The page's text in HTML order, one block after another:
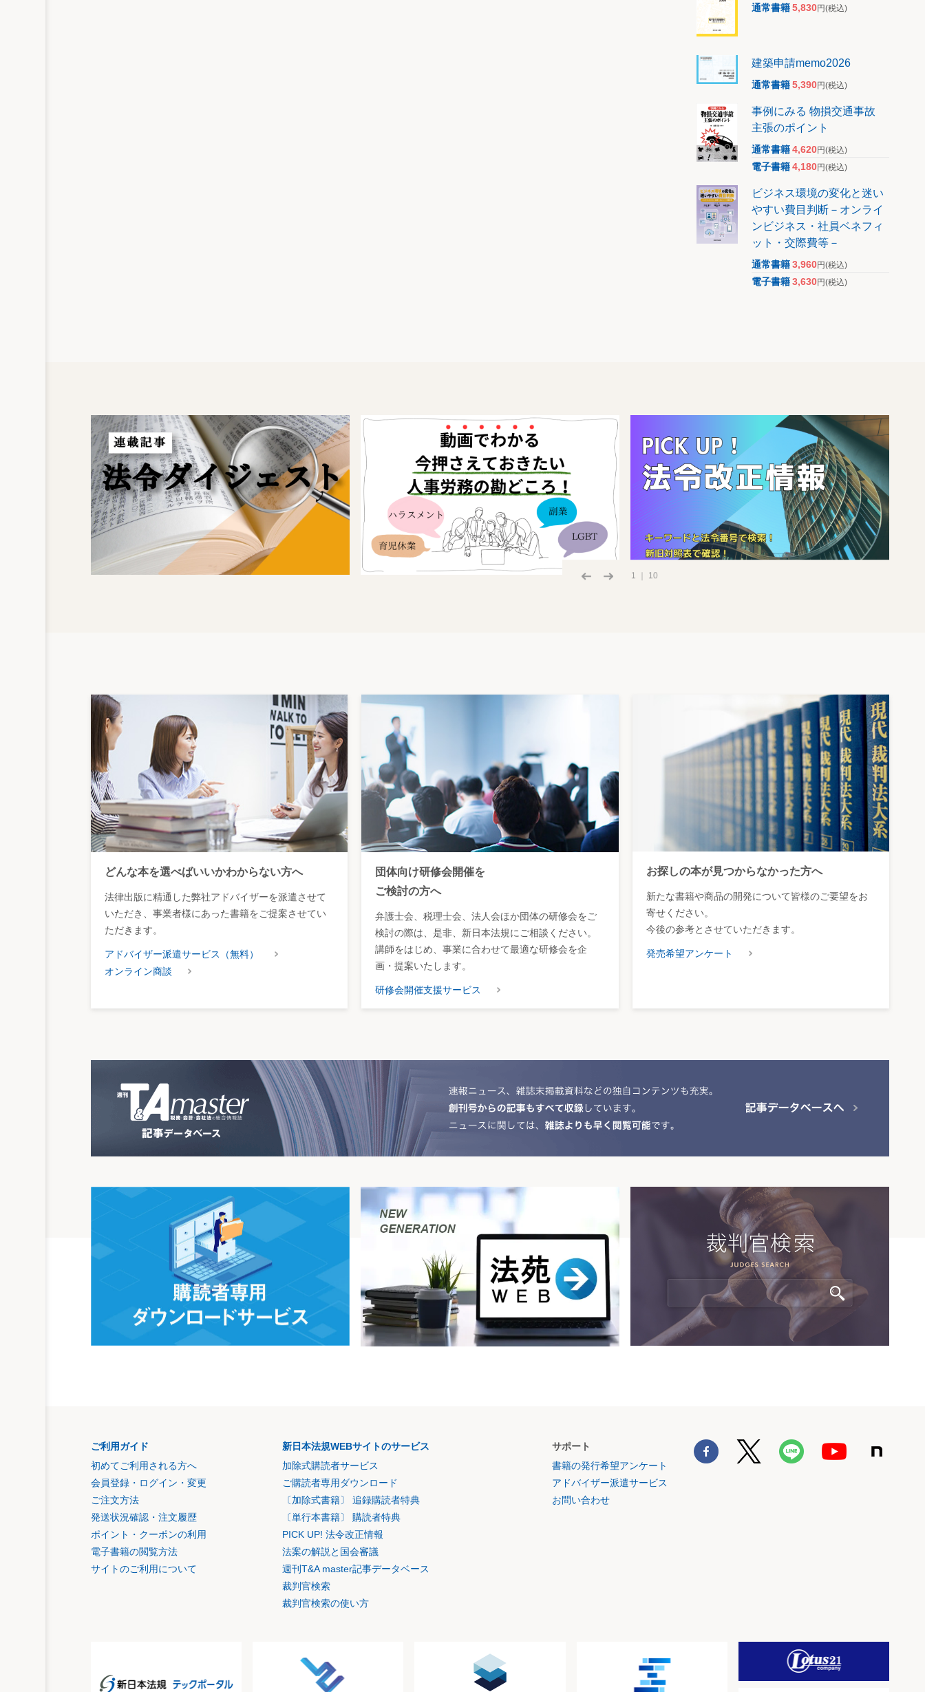
通常書籍5,830円(税込)
建築申請memo2026
通常書籍5,390円(税込)
事例にみる 物損交通事故
主張のポイント
通常書籍4,620円(税込)
電子書籍4,180円(税込)
ビジネス環境の変化と迷い
やすい費目判断－オンライ
ンビジネス・社員ベネフィ
ット・交際費等－
通常書籍3,960円(税込)
電子書籍3,630円(税込)
1 ｜ 10
どんな本を選べばいいかわからない方へ
法律出版に精通した弊社アドバイザーを派遣させて
いただき、事業者様にあった書籍をご提案させてい
ただきます。
アドバイザー派遣サービス（無料）
オンライン商談
団体向け研修会開催を
ご検討の方へ
弁護士会、税理士会、法人会ほか団体の研修会をご
検討の際は、是非、新日本法規にご相談ください。
講師をはじめ、事業に合わせて最適な研修会を企
画・提案いたします。
研修会開催支援サービス
お探しの本が見つからなかった方へ
新たな書籍や商品の開発について皆様のご要望をお
寄せください。
今後の参考とさせていただきます。
発売希望アンケート
ご利用ガイド
初めてご利用される方へ
会員登録・ログイン・変更
ご注文方法
発送状況確認・注文履歴
ポイント・クーポンの利用
電子書籍の閲覧方法
サイトのご利用について
新日本法規WEBサイトのサービス
加除式購読者サービス
ご購読者専用ダウンロード
〔加除式書籍〕 追録購読者特典
〔単行本書籍〕 購読者特典
PICK UP! 法令改正情報
法案の解説と国会審議
週刊T&A master記事データベース
裁判官検索
裁判官検索の使い方
サポート
書籍の発行希望アンケート
アドバイザー派遣サービス
お問い合わせ